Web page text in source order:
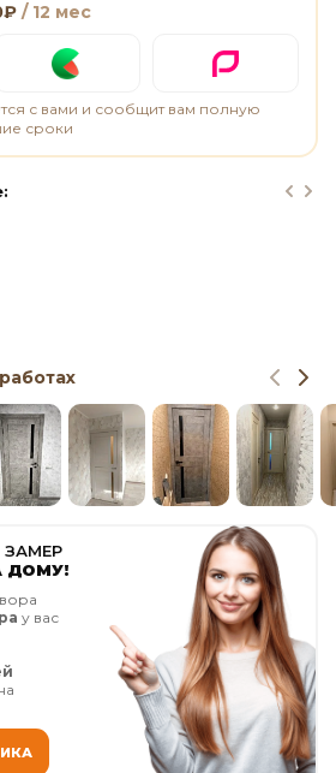
₽ / 12 мес
с вами и сообщит вам полную
сроки
ЗАМЕР
ДОМУ!
у вас